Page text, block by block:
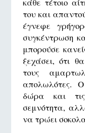
κάθε τέτοιο
του και
έγνεφε
συγκέντρωση
μπορούσε
ξεχάσει, ότι
τους
απολωλότες.
δώρα και
σεμνότητα,
να τρώει